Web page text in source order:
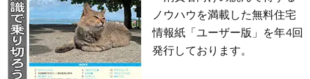
ノウハウを満載した無料住宅
情報紙「ユーザー版」を年4回
発行しております。